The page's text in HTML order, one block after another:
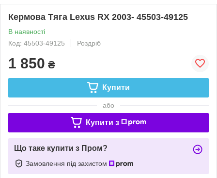
Кермова Тяга Lexus RX 2003- 45503-49125
В наявності
Код: 45503-49125
Роздріб
1 850 ₴
Купити
або
Купити з
Що таке купити з Пром?
Замовлення під захистом